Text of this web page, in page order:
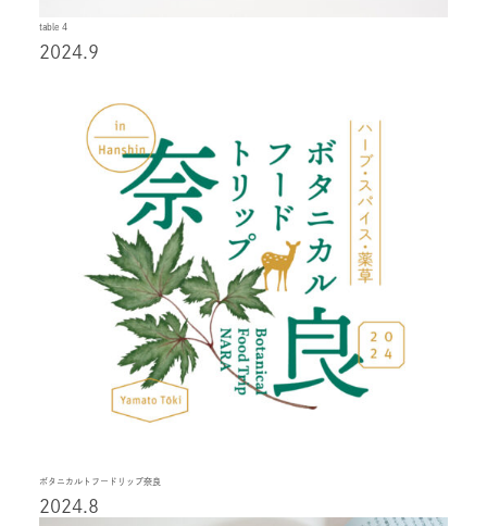
table 4
2024.9
ボタニカルトフードリップ奈良
2024.8